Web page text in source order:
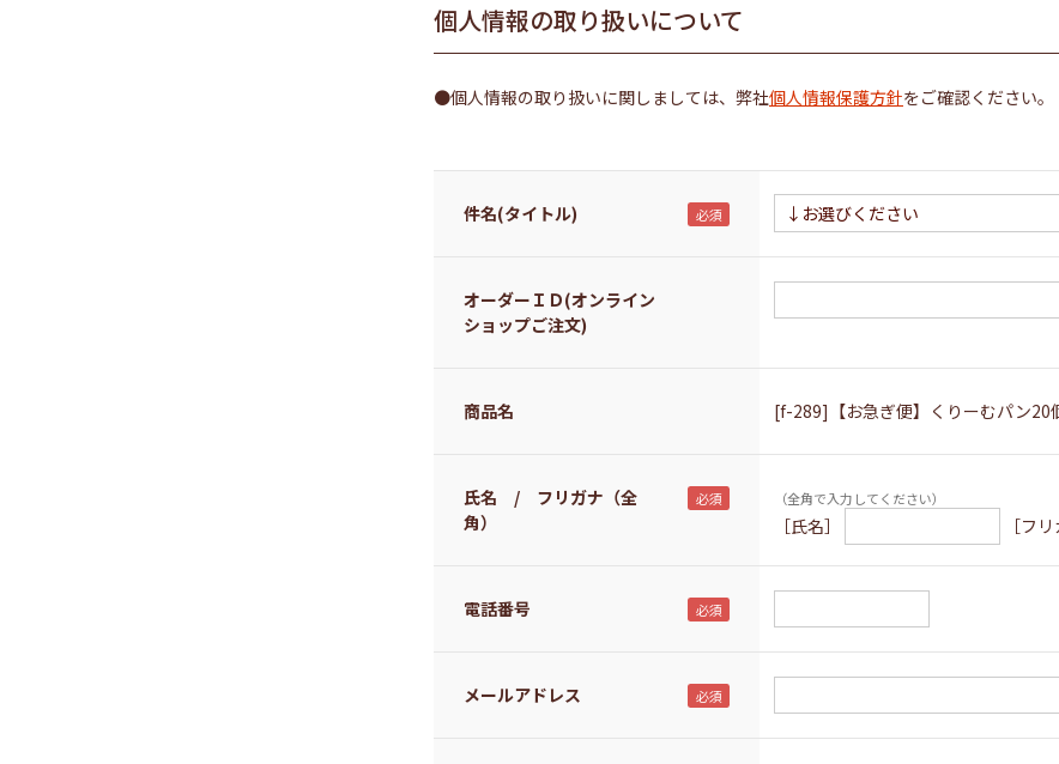
個人情報の取り扱いについて
●個人情報の取り扱いに関しましては、弊社個人情報保護方針をご確認ください。
件名(タイトル)
オーダーＩＤ(オンライン
ショップご注文)
商品名 [f-289]【お急ぎ便】くりーむパン20
氏名 / フリガナ（全
角）
（全角で入力してください）
［氏名］ ［フリ
電話番号
メールアドレス